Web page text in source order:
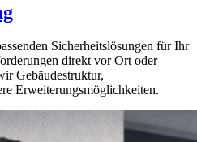
Sicherheitslösungen für Ihr
direkt vor Ort oder
Gebäudestruktur,
Erweiterungsmöglichkeiten.